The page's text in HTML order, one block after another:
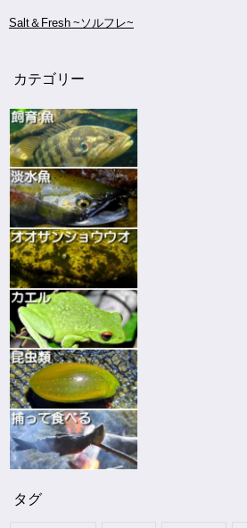
Salt＆Fresh ~ソルフレ~
カテゴリー
タグ